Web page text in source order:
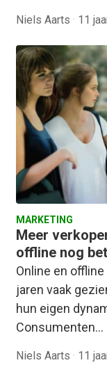
Niels Aarts · 11
MARKETING
Meer
offline nog
Online en
jaren vaak
hun eigen
Consumenten…
Niels Aarts · 11